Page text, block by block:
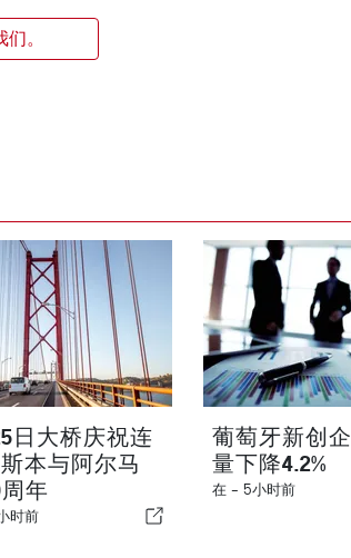
。
日大桥庆祝连
本与阿尔马
年
时前
葡萄牙新创
量下降4.2%
在 - 5小时前